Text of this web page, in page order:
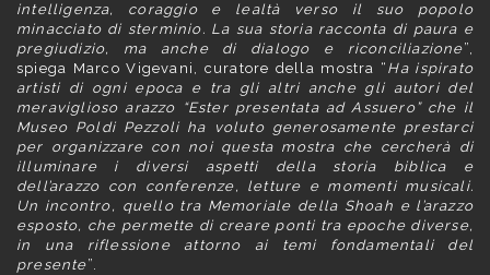
intelligenza, coraggio e lealtà verso il suo popolo
minacciato di sterminio. La sua storia racconta di paura e
pregiudizio, ma anche di dialogo e riconciliazione”,
spiega Marco Vigevani, curatore della mostra “ Ha ispirato
artisti di ogni epoca e tra gli altri anche gli autori del
meraviglioso arazzo “Ester presentata ad Assuero” che il
Museo Poldi Pezzoli ha voluto generosamente prestarci
per organizzare con noi questa mostra che cercherà di
illuminare i diversi aspetti della storia biblica e
dell’arazzo con conferenze, letture e momenti musicali.
Un incontro, quello tra Memoriale della Shoah e l’arazzo
esposto, che permette di creare ponti tra epoche diverse,
in una riflessione attorno ai temi fondamentali del
presente”.